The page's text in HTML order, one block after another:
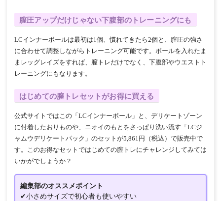
膣圧アップだけじゃない下腹部のトレーニングにも
LCインナーボールは最初は1個、慣れてきたら2個と、膣圧の強さ
に合わせて調整しながらトレーニング可能です。ボールを入れたま
まレッグレイズをすれば、膣トレだけでなく、下腹部やウエストト
レーニングにもなります。
はじめての膣トレセットがお得に買える
公式サイトではこの「LCインナーボール」と、デリケートゾーン
に付着したおりものや、ニオイのもとをさっぱり洗い流す「LCジ
ャムウデリケートパック」のセットが5,861円（税込）で販売中で
す。このお得なセットではじめての膣トレにチャレンジしてみては
いかがでしょうか？
編集部のオススメポイント
✔小さめサイズで初心者も使いやすい